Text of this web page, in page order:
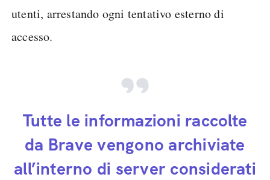
utenti, arrestando ogni tentativo esterno di
accesso.
Tutte le informazioni raccolte
da Brave vengono archiviate
all’interno di server considerati